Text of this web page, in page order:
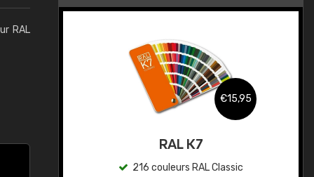
RAL
€46,95
RAL K5 semi-mat
216 couleurs RAL Classic